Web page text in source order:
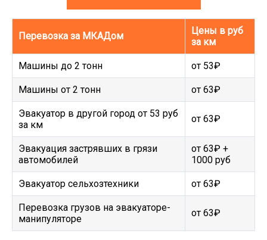
Перевозка за МКАДом
Цены в руб
за км
Машины до 2 тонн от 53₽
Машины от 2 тонн от 63₽
Эвакуатор в другой город от 53 руб
за км
от 63₽
Эвакуация застрявших в грязи
автомобилей
от 63₽ +
1000 руб
Эвакуатор сельхозтехники от 63₽
Перевозка грузов на эвакуаторе-
манипуляторе
от 63₽